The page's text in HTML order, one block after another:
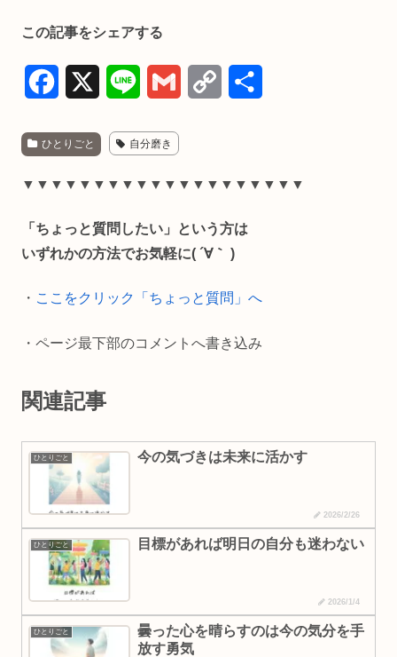
この記事をシェアする
c
e
o
n
e i y
i
ひとりごと 自分磨き
▼▼▼▼▼▼▼▼▼▼▼▼▼▼▼▼▼▼▼▼
「ちょっと質問したい」という方は
いずれかの方法でお気軽に( ´∀｀ )
・ ここをクリック「ちょっと質問」へ
・ページ最下部のコメントへ書き込み
関連記事
ひとりごと 今の気づきは未来に活かす
2026/2/26
ひとりごと 目標があれば明日の自分も迷わない
2026/1/4
ひとりごと
曇った心を晴らすのは今の気分を手
放す勇気